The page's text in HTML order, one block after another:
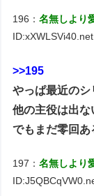
196：名無しより
ID:xXWLSVi40.net
>>195
やっぱ最近の
他の主役は出
でもまだ零回
197：名無しより